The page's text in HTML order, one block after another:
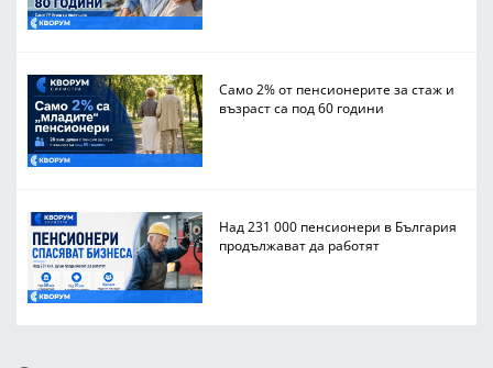
Само 2% от пенсионерите за стаж и
възраст са под 60 години
Над 231 000 пенсионери в България
продължават да работят